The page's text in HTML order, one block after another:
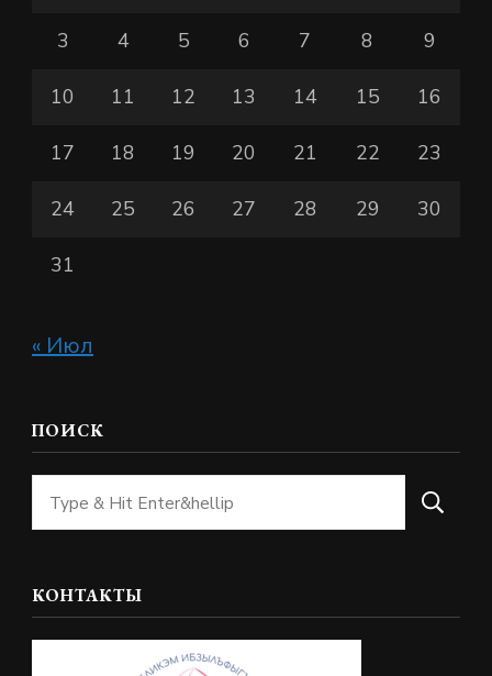
3 4 5 6 7 8 9
10 11 12 13 14 15 16
17 18 19 20 21 22 23
24 25 26 27 28 29 30
31
« Июл
ПОИСК
Ищите
что-
КОНТАКТЫ